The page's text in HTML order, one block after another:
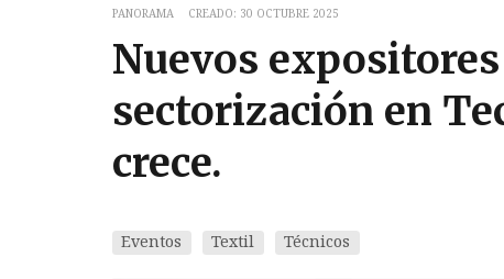
PANORAMA CREADO: 30 OCTUBRE 2025
Nuevos
sectorización en
crece.
Eventos Textil Técnicos